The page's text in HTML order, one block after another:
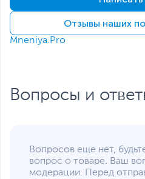
Отзывы наших
Mneniya.Pro
Вопросы и
Вопросов еще нет,
вопрос о товаре. Ваш
модерации. Перед